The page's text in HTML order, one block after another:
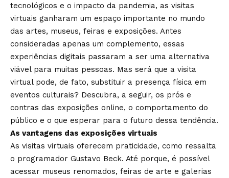
tecnológicos e o impacto da pandemia, as visitas
virtuais ganharam um espaço importante no mundo
das artes, museus, feiras e exposições. Antes
consideradas apenas um complemento, essas
experiências digitais passaram a ser uma alternativa
viável para muitas pessoas. Mas será que a visita
virtual pode, de fato, substituir a presença física em
eventos culturais? Descubra, a seguir, os prós e
contras das exposições online, o comportamento do
público e o que esperar para o futuro dessa tendência.
As vantagens das exposições virtuais
As visitas virtuais oferecem praticidade, como ressalta
o programador Gustavo Beck. Até porque, é possível
acessar museus renomados, feiras de arte e galerias